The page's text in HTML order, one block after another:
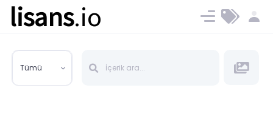
lisans.io Ücret ve Planlar
Tümü